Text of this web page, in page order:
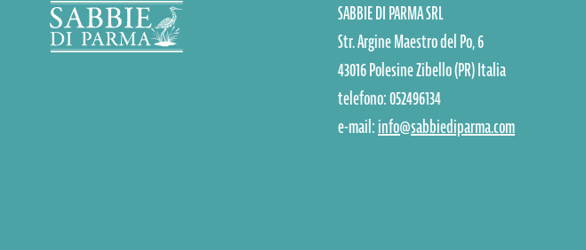
SABBIE DI PARMA SRL
Str. Argine Maestro del Po, 6
43016 Polesine Zibello (PR) Italia
telefono: 052496134
e-mail:info@sabbiediparma.com